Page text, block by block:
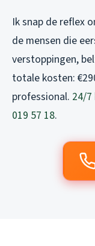
Ik snap de reflex
de mensen die
verstoppingen,
totale kosten:
professional. 24/
019 57 18.